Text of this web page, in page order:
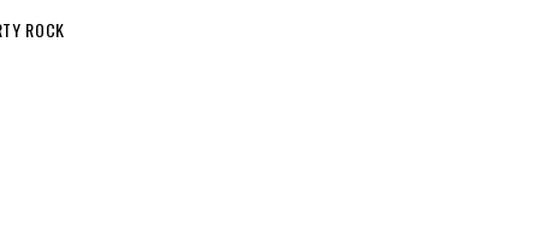
ROCK